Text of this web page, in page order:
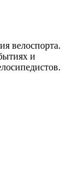
велоспорта.
и